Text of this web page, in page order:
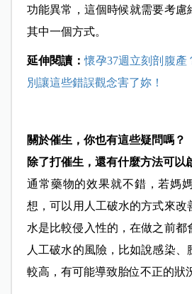
功能異常，這個時候就需要考慮
其中一個方式。
延伸閱讀：懷孕37週立刻剖腹產
別讓這些錯誤觀念害了妳！
關於催生，你也有這些疑問嗎？
除了打催生，還有什麼方法可以
通常藥物的效果就不錯，若媽
想，可以用人工破水的方式來改
水是比較侵入性的，在做之前都
人工破水的風險，比如說感染、
較高，有可能導致胎位不正的狀